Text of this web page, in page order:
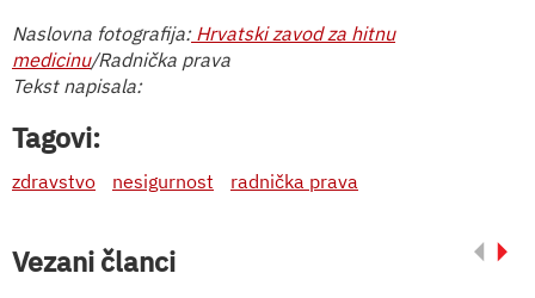
Naslovna fotografija:Hrvatski zavod za hitnu
medicinu/Radnička prava
Tekst napisala:
Tagovi:
zdravstvo nesigurnost radnička prava
Vezani članci